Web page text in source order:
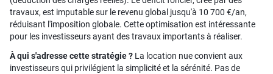
travaux, est imputable sur le revenu global jusqu'à 10 700 €/an,
réduisant l'imposition globale. Cette optimisation est intéressante
pour les investisseurs ayant des travaux importants à réaliser.
À qui s'adresse cette stratégie ? La location nue convient aux
investisseurs qui privilégient la simplicité et la sérénité. Pas de